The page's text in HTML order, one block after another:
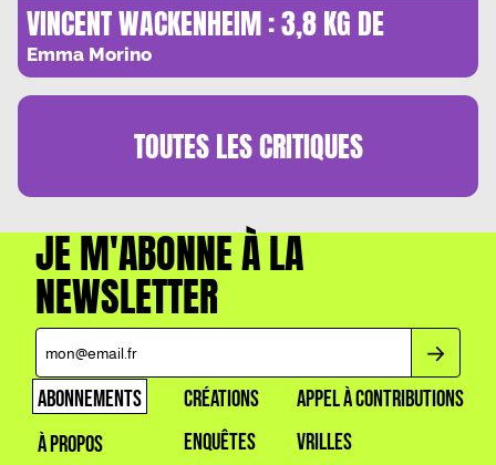
VINCENT WACKENHEIM : 3,8 KG DE
DANSES MACABRES
Emma Morino
TOUTES LESCRITIQUES
JE M'ABONNE À LA
NEWSLETTER
ABONNEMENTS
À PROPOS
CRÉATIONS
ENQUÊTES
APPEL À CONTRIBUTIONS
VRILLES